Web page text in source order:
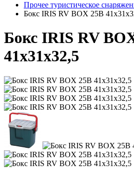
Прочее туристическое
Бокс IRIS RV BOX 25B
Бокс IRIS RV
41х31х32,5